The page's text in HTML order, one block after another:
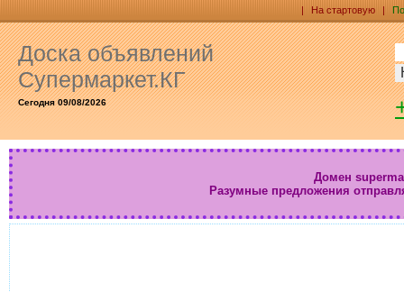
| На стартовую |
Доска объявлений
Супермаркет.КГ
Сегодня 09/08/2026
Домен
Разумные предложения